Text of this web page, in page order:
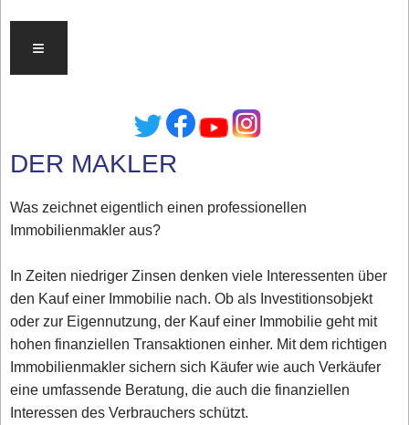
≡
DER MAKLER
Was zeichnet eigentlich einen professionellen
Immobilienmakler aus?
In Zeiten niedriger Zinsen denken viele Interessenten über
den Kauf einer Immobilie nach. Ob als Investitionsobjekt
oder zur Eigennutzung, der Kauf einer Immobilie geht mit
hohen finanziellen Transaktionen einher. Mit dem richtigen
Immobilienmakler sichern sich Käufer wie auch Verkäufer
eine umfassende Beratung, die auch die finanziellen
Interessen des Verbrauchers schützt.